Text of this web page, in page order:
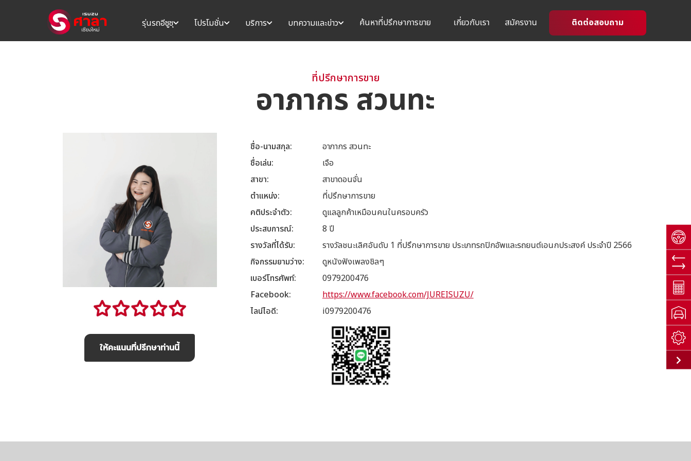
รุ่นรถอีซูซุ โปรโมชั่น บริการ บทความและข่าว ค้นหาที่ปรึกษาการขาย เกี่ยวกับเรา สมัครงาน ติดต่อสอบถาม
ที่ปรึกษาการขาย
อาภากร สวนทะ
ให้คะแนนที่ปรึกษาท่านนี้
ชื่อ-นามสกุล
อาภากร สวนทะ
ชื่อเล่น
เจือ
สาขา
สาขาดอนจั่น
ตำแหน่ง
ที่ปรึกษาการขาย
คติประจำตัว
ดูแลลูกค้าเหมือนคนในครอบครัว
ประสบการณ์
8 ปี
รางวัลที่ได้รับ
รางวัลชนะเลิศอันดับ 1 ที่ปรึกษาการขาย ประเภทรถปิกอัพและรถยนต์เอนกประสงค์ ประจำปี 2566
กิจกรรมยามว่าง
ดูหนังฟังเพลงชิลๆ
เบอร์โทรศัพท์
0979200476
Facebook
https://www.facebook.com/JUREISUZU/
ไลน์ไอดี
i0979200476